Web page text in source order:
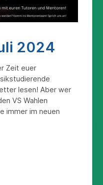
2024
Zeit euer
lesen! Aber wer
VS Wahlen
immer im neuen